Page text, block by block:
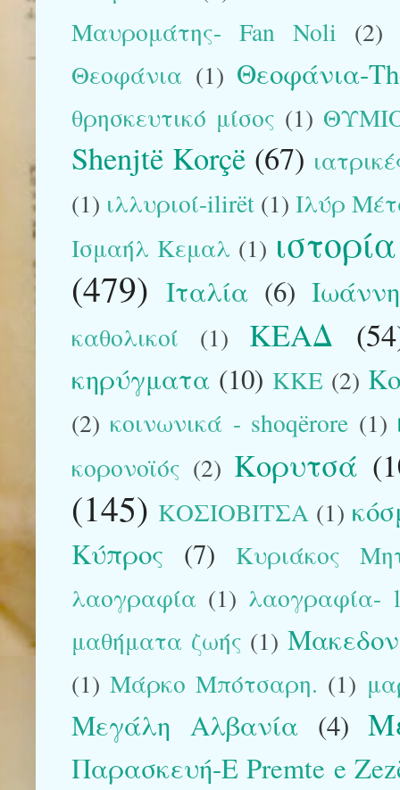
Μαυρομάτης- Fan Noli (2)
Θεοφάνια (1) Θεοφάνια-
θρησκευτικό μίσος (1)
Shenjtë Korçë (67)
(1) ιλλυριοί-ilirët (1) Ιλύρ
Ισμαήλ Κεμαλ (1) ιστορία
(479) Ιταλία (6)
καθολικοί (1) ΚΕΑΔ
κηρύγματα (10) ΚΚΕ (2)
(2) κοινωνικά - shoqërore (1)
κορονοϊός (2) Κορυτσά
(145) ΚΟΣΙΟΒΙΤΣΑ (1)
Κύπρος (7)
Κυριάκος
λαογραφία (1) λαογραφία-
μαθήματα ζωής (1)
(1) Μάρκο Μπότσαρη. (1)
Μεγάλη Αλβανία (4)
Παρασκευή-E Premte e